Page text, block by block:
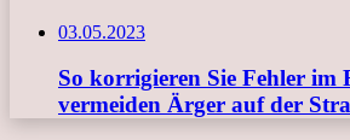
03.05.2023
So korrigieren Sie Fehler im
vermeiden Ärger auf der